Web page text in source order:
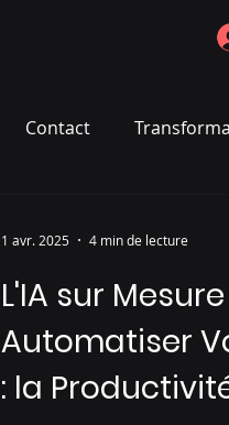
Contact
L'IA sur
Automatiser
: la
1 avr. 2025 4 min de lecture